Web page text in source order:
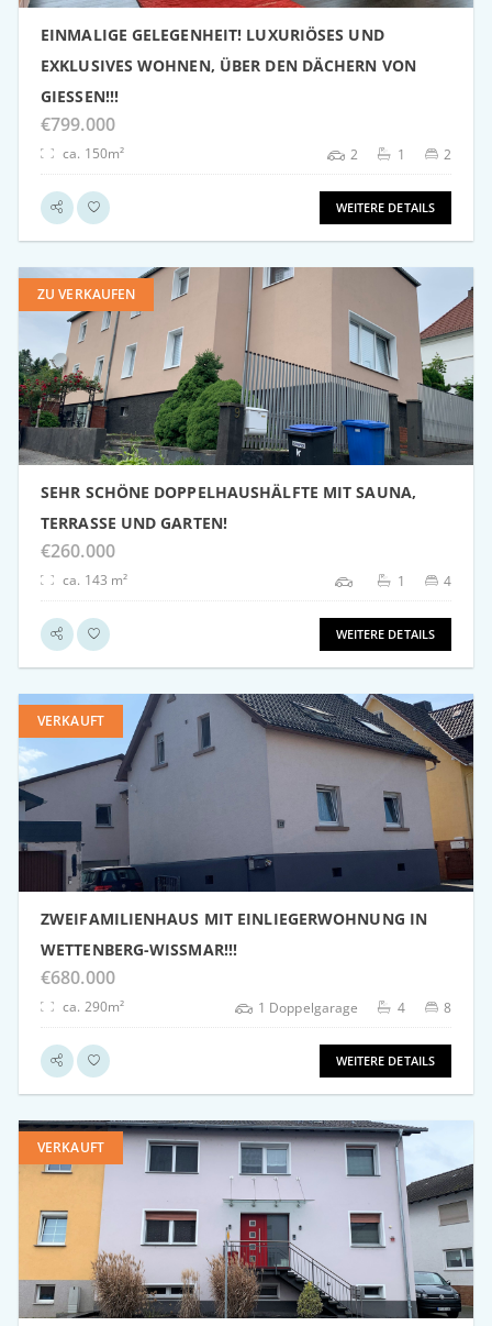
EINMALIGE GELEGENHEIT! LUXURIÖSES UND
EXKLUSIVES WOHNEN, ÜBER DEN DÄCHERN VON
GIESSEN!!!
€799.000
ca. 150m² 2 1 2
WEITERE DETAILS
ZU VERKAUFEN
weitere Details
SEHR SCHÖNE DOPPELHAUSHÄLFTE MIT SAUNA,
TERRASSE UND GARTEN!
€260.000
ca. 143 m² 1 4
WEITERE DETAILS
VERKAUFT
ZWEIFAMILIENHAUS MIT EINLIEGERWOHNUNG IN
WETTENBERG-WISSMAR!!!
€680.000
ca. 290m² 1 Doppelgarage 4 8
WEITERE DETAILS
VERKAUFT
weitere Details